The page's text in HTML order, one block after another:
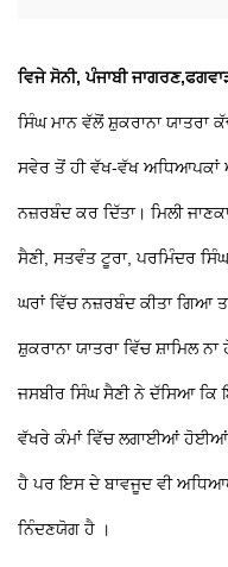
ਵਿਜੇ ਸੋਨੀ, ਪੰਜਾਬੀ
ਸਿੰਘ ਮਾਨ ਵੱਲੋਂ ਸ਼ੁਕਰਾਨਾ ਯਾਤਰਾ
ਸਵੇਰ ਤੋਂ ਹੀ ਵੱਖ-ਵੱਖ
ਨਜ਼ਰਬੰਦ ਕਰ ਦਿੱਤਾ। ਮਿਲੀ
ਸੈਣੀ, ਸਤਵੰਤ ਟੂਰਾ, ਪਰਮਿੰਦਰ
ਘਰਾਂ ਵਿੱਚ ਨਜ਼ਰਬੰਦ ਕੀਤਾ ਗਿਆ
ਸ਼ੁਕਰਾਨਾ ਯਾਤਰਾ ਵਿੱਚ ਸ਼ਾਮਿਲ
ਜਸਬੀਰ ਸਿੰਘ ਸੈਣੀ ਨੇ ਦੱਸਿਆ
ਵੱਖਰੇ ਕੰਮਾਂ ਵਿੱਚ ਲਗਾਈਆਂ ਹੋਈਆਂ
ਹੈ ਪਰ ਇਸ ਦੇ ਬਾਵਜੂਦ ਵੀ
ਨਿੰਦਣਯੋਗ ਹੈ ।